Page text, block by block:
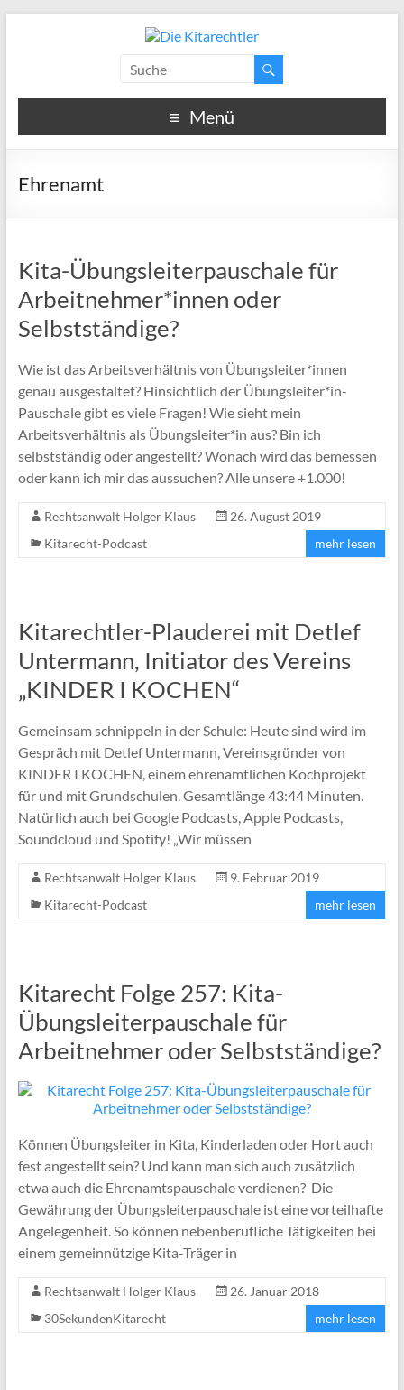
Menü
Ehrenamt
Kita-Übungsleiterpauschale für
Arbeitnehmer*innen oder
Selbstständige?
Wie ist das Arbeitsverhältnis von Übungsleiter*innen
genau ausgestaltet? Hinsichtlich der Übungsleiter*in-
Pauschale gibt es viele Fragen! Wie sieht mein
Arbeitsverhältnis als Übungsleiter*in aus? Bin ich
selbstständig oder angestellt? Wonach wird das bemessen
oder kann ich mir das aussuchen? Alle unsere +1.000!
Rechtsanwalt Holger Klaus
26. August 2019
Kitarecht-Podcast
mehr lesen
Kitarechtler-Plauderei mit Detlef
Untermann, Initiator des Vereins
„KINDER I KOCHEN“
Gemeinsam schnippeln in der Schule: Heute sind wird im
Gespräch mit Detlef Untermann, Vereinsgründer von
KINDER I KOCHEN, einem ehrenamtlichen Kochprojekt
für und mit Grundschulen. Gesamtlänge 43:44 Minuten.
Natürlich auch bei Google Podcasts, Apple Podcasts,
Soundcloud und Spotify! „Wir müssen
Rechtsanwalt Holger Klaus
9. Februar 2019
Kitarecht-Podcast
mehr lesen
Kitarecht Folge 257: Kita-
Übungsleiterpauschale für
Arbeitnehmer oder Selbstständige?
Können Übungsleiter in Kita, Kinderladen oder Hort auch
fest angestellt sein? Und kann man sich auch zusätzlich
etwa auch die Ehrenamtspauschale verdienen? Die
Gewährung der Übungsleiterpauschale ist eine vorteilhafte
Angelegenheit. So können nebenberufliche Tätigkeiten bei
einem gemeinnützige Kita-Träger in
Rechtsanwalt Holger Klaus
26. Januar 2018
30SekundenKitarecht
mehr lesen